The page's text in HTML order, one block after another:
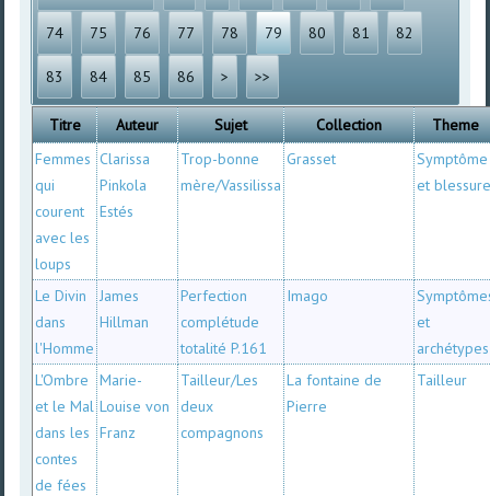
74 75 76 77 78 79 80 81 82
83 84 85 86 > >>
Titre Auteur Sujet Collection
Theme
Femmes
qui
courent
avec les
loups
Clarissa
Pinkola
Estés
Trop-bonne
mère/Vassilissa
Grasset
Symptôme
et
Le Divin
dans
l'Homme
James
Hillman
Perfection
complétude
totalité P.161
Imago
et
archétypes
L'Ombre
et le Mal
dans les
contes
de fées
Marie-
Louise von
Franz
Tailleur/Les
deux
compagnons
La fontaine de
Pierre
Tailleur